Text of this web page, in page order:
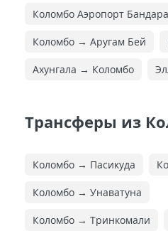
Коломбо Аэропорт
Коломбо → Аругам Бей
Ахунгала → Коломбо
Трансферы из
Коломбо → Пасикуда
Коломбо → Унаватуна
Коломбо → Тринкомали